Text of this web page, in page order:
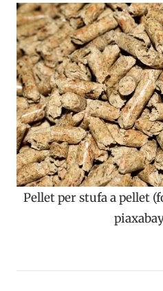
Pellet per stufa a pellet